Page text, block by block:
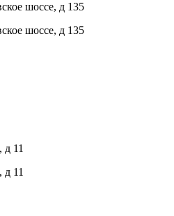
шоссе, д 135
шоссе, д 135
11
11